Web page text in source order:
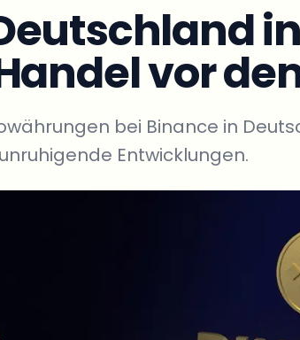
vor
bei Binance in
Entwicklungen.